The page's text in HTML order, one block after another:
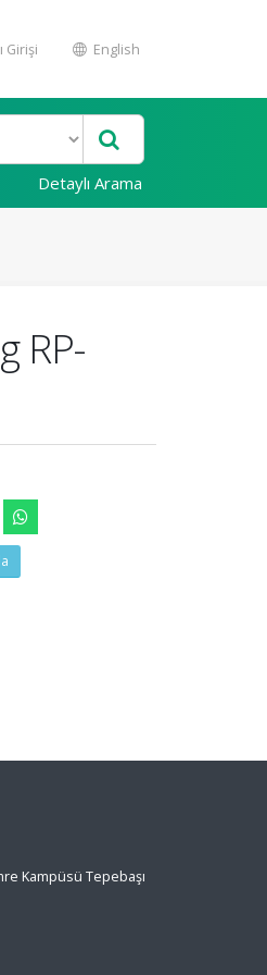
Girişi English
Detaylı Arama
RP-
Kampüsü Tepebaşı